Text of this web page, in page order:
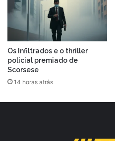
Os Infiltrados e o thriller
policial premiado de
Scorsese
14 horas atrás